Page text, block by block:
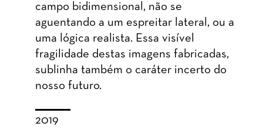
campo bidimensional, não se
aguentando a um espreitar lateral, ou a
uma lógica realista. Essa visível
fragilidade destas imagens fabricadas,
sublinha também o caráter incerto do
nosso futuro.
2019